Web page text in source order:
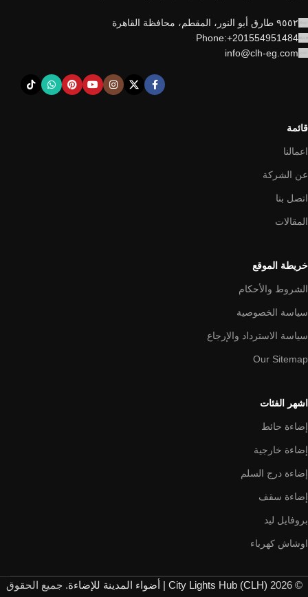
٩٥٥٢ طارق أبو النور، المقطم، محافظة القاهرة
Phone:+201554951484
info@clh-eg.com
قائمة
اعمالنا
عن الشركة
اتصل بنا
المقالات
خريطة الموقع
الشروط والأحكام
سياسة الخصوصية
سياسة الاسترداد والإرجاع
Our Sitemap
اشهر الفئات
إضاءة حائط
إضاءة خارجية
إضاءة درج السلم
إضاءة سقف
بروفايل ليد
اوشاش كهرباء
© 2026 City Lights Hub (CLH) | أضواء المدينة للإضاءة
. جميع الحقوق